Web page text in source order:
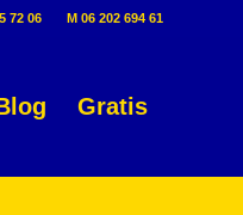
72 06 M 06 202 694 61
Gratis